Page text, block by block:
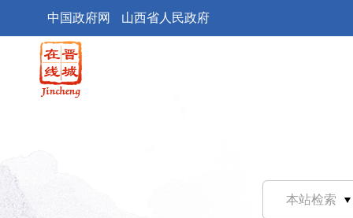
中国政府网 山西省人民政府
本站检索